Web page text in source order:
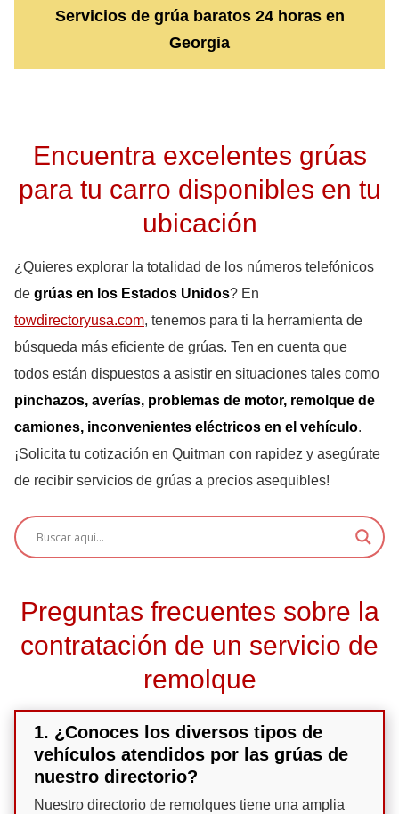
Servicios de grúa baratos 24 horas en
Georgia
Encuentra excelentes grúas
para tu carro disponibles en tu
ubicación
¿Quieres explorar la totalidad de los números telefónicos
de grúas en los Estados Unidos? En
towdirectoryusa.com, tenemos para ti la herramienta de
búsqueda más eficiente de grúas. Ten en cuenta que
todos están dispuestos a asistir en situaciones tales como
pinchazos, averías, problemas de motor, remolque de
camiones, inconvenientes eléctricos en el vehículo.
¡Solicita tu cotización en Quitman con rapidez y asegúrate
de recibir servicios de grúas a precios asequibles!
Preguntas frecuentes sobre la
contratación de un servicio de
remolque
1. ¿Conoces los diversos tipos de
vehículos atendidos por las grúas de
nuestro directorio?
Nuestro directorio de remolques tiene una amplia